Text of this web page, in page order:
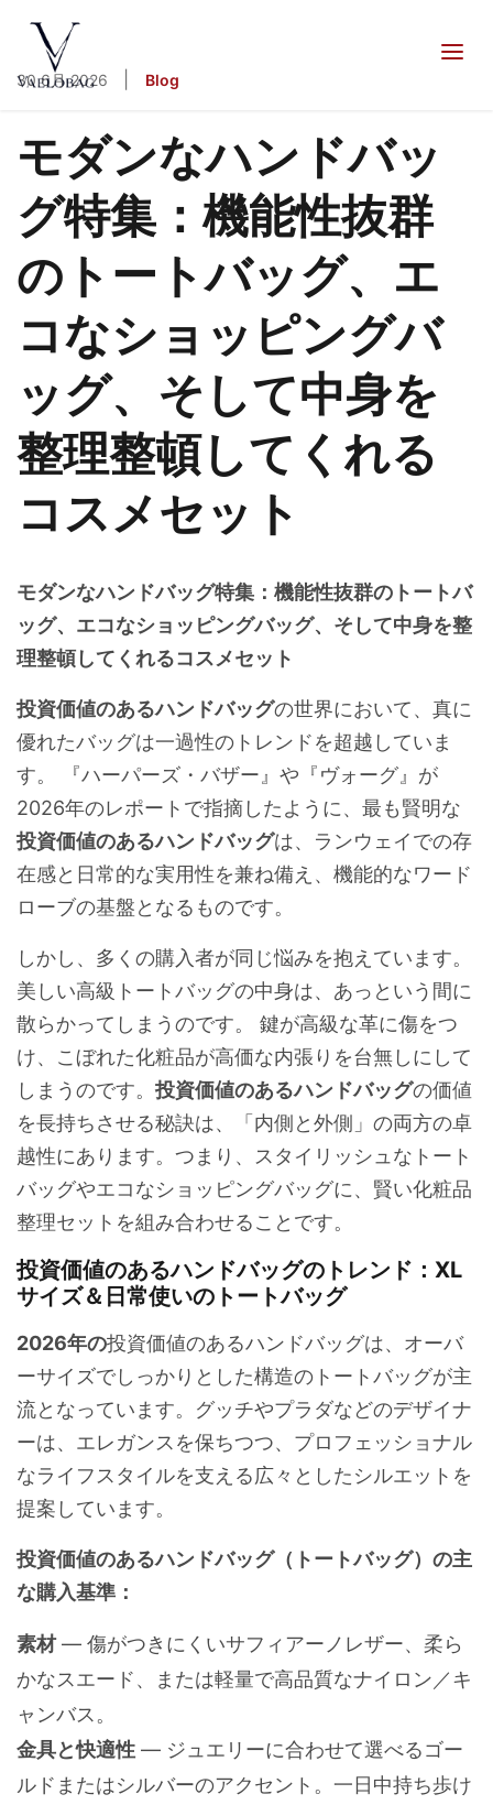
Vaelobag
30 6月 2026 Blog
モダンなハンドバッ
グ特集：機能性抜群
のトートバッグ、エ
コなショッピングバ
ッグ、そして中身を
整理整頓してくれる
コスメセット
モダンなハンドバッグ特集：機能性抜群のトートバ
ッグ、エコなショッピングバッグ、そして中身を整
理整頓してくれるコスメセット
投資価値のあるハンドバッグの世界において、真に
優れたバッグは一過性のトレンドを超越していま
す。 『ハーパーズ・バザー』や『ヴォーグ』が
2026年のレポートで指摘したように、最も賢明な
投資価値のあるハンドバッグは、ランウェイでの存
在感と日常的な実用性を兼ね備え、機能的なワード
ローブの基盤となるものです。
しかし、多くの購入者が同じ悩みを抱えています。
美しい高級トートバッグの中身は、あっという間に
散らかってしまうのです。 鍵が高級な革に傷をつ
け、こぼれた化粧品が高価な内張りを台無しにして
しまうのです。 投資価値のあるハンドバッグの価値
を長持ちさせる秘訣は、「内側と外側」の両方の卓
越性にあります。つまり、スタイリッシュなトート
バッグやエコなショッピングバッグに、賢い化粧品
整理セットを組み合わせることです。
投資価値のあるハンドバッグのトレンド：XL
サイズ＆日常使いのトートバッグ
2026年の投資価値のあるハンドバッグは、オーバ
ーサイズでしっかりとした構造のトートバッグが主
流となっています。グッチやプラダなどのデザイナ
ーは、エレガンスを保ちつつ、プロフェッショナル
なライフスタイルを支える広々としたシルエットを
提案しています。
投資価値のあるハンドバッグ（トートバッグ）の主
な購入基準：
素材— 傷がつきにくいサフィアーノレザー、柔ら
かなスエード、または軽量で高品質なナイロン／キ
ャンバス。
金具と快適性 — ジュエリーに合わせて選べるゴー
ルドまたはシルバーのアクセント。一日中持ち歩け